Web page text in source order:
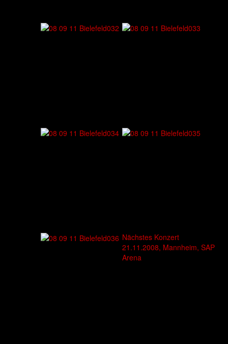
Nächstes Konzert
21.11.2008, Mannheim, SAP
Arena